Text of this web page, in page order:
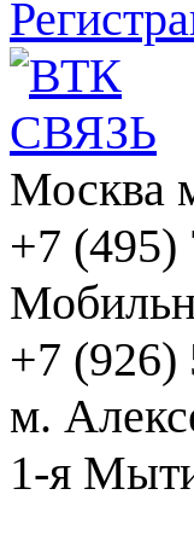
Москва
+7 (495)
+7 (926)
м.
1-я